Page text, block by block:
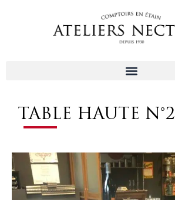
TABLE HAUTE N°2